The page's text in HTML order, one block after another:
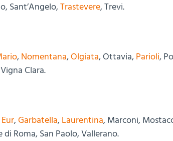
Sant’Angelo,Trastevere, Trevi.
, Nomentana,Olgiata, Ottavia, Parioli,
Clara.
Eur,Garbatella, Laurentina, Marconi,
Roma, San Paolo, Vallerano.